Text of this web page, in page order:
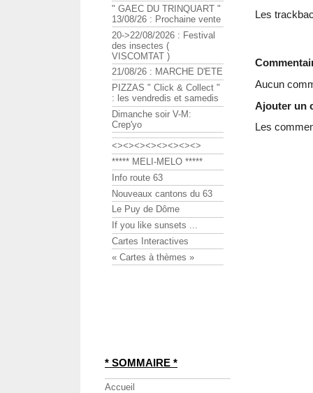
Les
Aucun
Ajouter un
Les
" GAEC DU TRINQUART "
13/08/26 : Prochaine vente
20->22/08/2026 : Festival
des insectes (
VISCOMTAT )
21/08/26 : MARCHE D'ETE
PIZZAS " Click & Collect "
: les vendredis et samedis
Dimanche soir V-M:
Crep'yo
<><><><><><><><>
***** MELI-MELO *****
Info route 63
Nouveaux cantons du 63
Le Puy de Dôme
If you like sunsets ...
Cartes Interactives
« Cartes à thèmes »
* SOMMAIRE *
Accueil